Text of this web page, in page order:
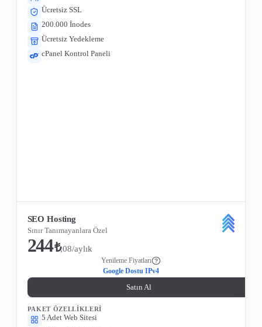
Ücretsiz SSL
200.000 İnodes
Ücretsiz Yedekleme
cPanel Kontrol Paneli
SEO Hosting
Sınır Tanımayanlara Özel
244₺,08/aylık
Yenileme Fiyatları
Google Dostu IPv4
Satın Al
PAKET ÖZELLIKLERI
5 Adet Web Sitesi